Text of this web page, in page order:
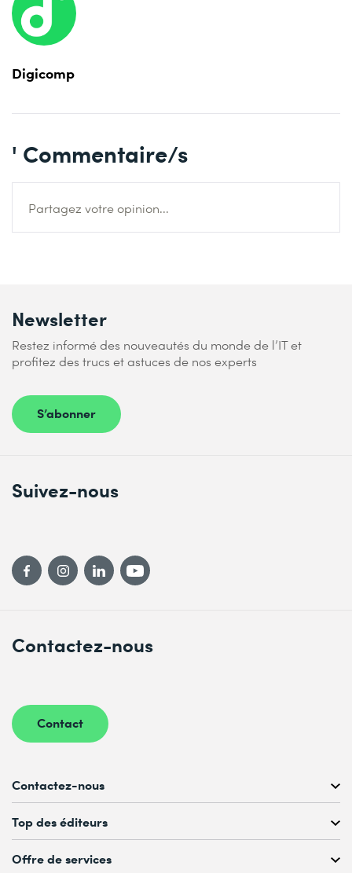
Digicomp
' Commentaire/s
Partagez votre opinion...
Newsletter
Restez informé des nouveautés du monde de l’IT et
profitez des trucs et astuces de nos experts
S’abonner
Contactez-nous
Contact
Suivez-nous
Contactez-nous
Conseil personnalisé au
022 738 80 80 ou 021 321 65 00
Top des éditeurs
Microsoft
Offre de services